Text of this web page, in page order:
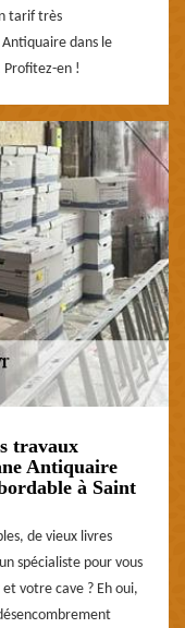
tarif très
dans le
en !
travaux
Antiquaire
à Saint
de vieux livres
spécialiste pour vous
votre cave ? Eh oui,